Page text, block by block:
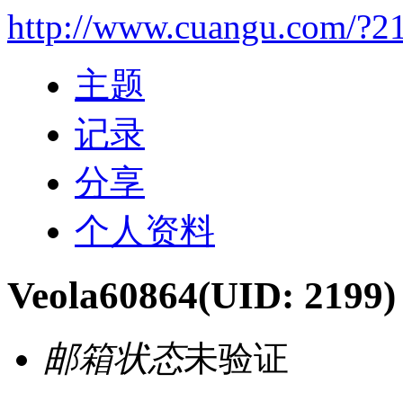
http://www.cuangu.com/
主题
记录
分享
个人资料
Veola60864(UID: 2199)
邮箱状态未验证